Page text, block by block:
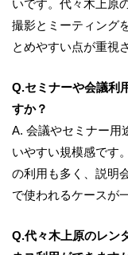
いです。代々木上原
撮影とミーティング
とめやすい点が重視
Q.セミナーや会議利
すか？
A. 会議やセミナー用
いやすい規模感です
の利用も多く、説明
で使われるケースが
Q.代々木上原のレン